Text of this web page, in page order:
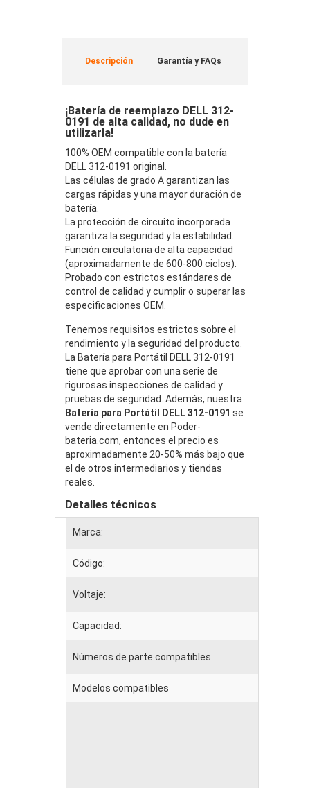
Descripción Garantía y FAQs
¡Batería de reemplazo DELL 312-
0191 de alta calidad, no dude en
utilizarla!
100% OEM compatible con la batería
DELL 312-0191 original.
Las células de grado A garantizan las
cargas rápidas y una mayor duración de
batería.
La protección de circuito incorporada
garantiza la seguridad y la estabilidad.
Función circulatoria de alta capacidad
(aproximadamente de 600-800 ciclos).
Probado con estrictos estándares de
control de calidad y cumplir o superar las
especificaciones OEM.
Tenemos requisitos estrictos sobre el
rendimiento y la seguridad del producto.
La Batería para Portátil DELL 312-0191
tiene que aprobar con una serie de
rigurosas inspecciones de calidad y
pruebas de seguridad. Además, nuestra
Batería para Portátil DELL 312-0191 se
vende directamente en Poder-
bateria.com, entonces el precio es
aproximadamente 20-50% más bajo que
el de otros intermediarios y tiendas
reales.
Detalles técnicos
Marca:
Código:
Voltaje:
Capacidad:
Números de parte compatibles
Modelos compatibles